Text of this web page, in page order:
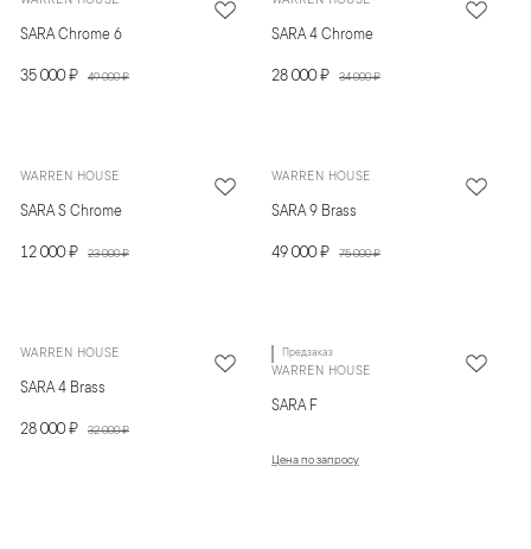
SARA Chrome 6
35 000 ₽ 49 000 ₽
SARA 4 Chrome
28 000 ₽ 34 000 ₽
WARREN HOUSE
SARA S Chrome
12 000 ₽ 23 000 ₽
WARREN HOUSE
SARA 9 Brass
49 000 ₽ 75 000 ₽
WARREN HOUSE
SARA 4 Brass
28 000 ₽ 32 000 ₽
Предзаказ
WARREN HOUSE
SARA F
Цена по запросу